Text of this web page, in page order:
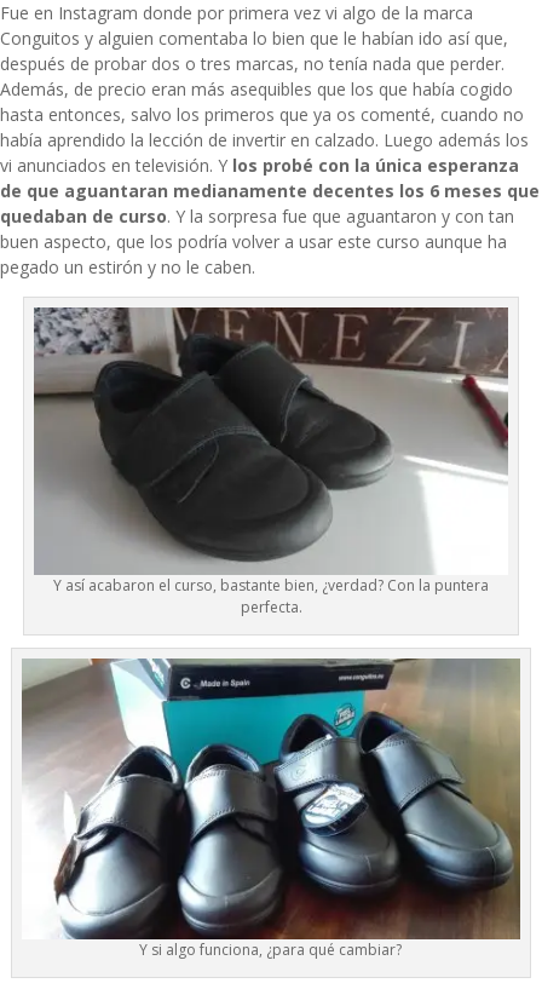
Fue en Instagram donde por primera vez vi algo de la marca
Conguitos y alguien comentaba lo bien que le habían ido así que,
después de probar dos o tres marcas, no tenía nada que perder.
Además, de precio eran más asequibles que los que había cogido
hasta entonces, salvo los primeros que ya os comenté, cuando no
había aprendido la lección de invertir en calzado. Luego además los
vi anunciados en televisión. Y los probé con la única esperanza
de que aguantaran medianamente decentes los 6 meses que
quedaban de curso. Y la sorpresa fue que aguantaron y con tan
buen aspecto, que los podría volver a usar este curso aunque ha
pegado un estirón y no le caben.
Y así acabaron el curso, bastante bien, ¿verdad? Con la puntera
perfecta.
Y si algo funciona, ¿para qué cambiar?